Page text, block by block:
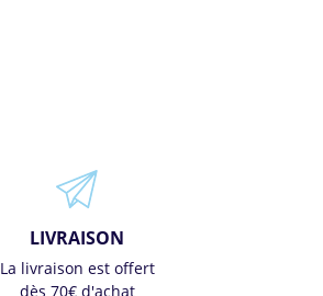
LIVRAISON
La livraison est offert
dès 70€ d'achat